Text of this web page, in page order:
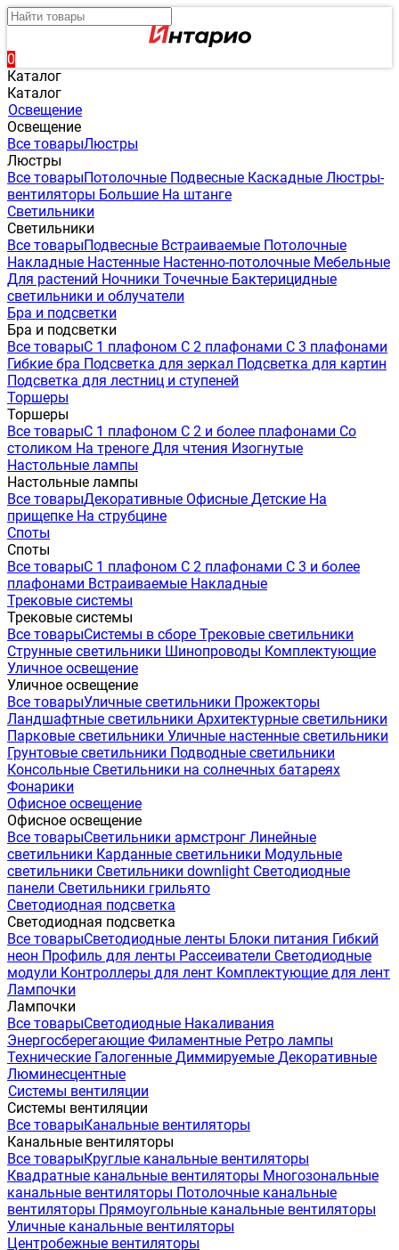
0
Каталог
Каталог
Освещение
Освещение
Все товарыЛюстры
Люстры
Все товарыПотолочные Подвесные Каскадные Люстры-
вентиляторы Большие На штанге
Светильники
Светильники
Все товарыПодвесные Встраиваемые Потолочные
Накладные Настенные Настенно-потолочные Мебельные
Для растений Ночники Точечные Бактерицидные
светильники и облучатели
Бра и подсветки
Бра и подсветки
Все товарыС 1 плафоном С 2 плафонами С 3 плафонами
Гибкие бра Подсветка для зеркал Подсветка для картин
Подсветка для лестниц и ступеней
Торшеры
Торшеры
Все товарыС 1 плафоном С 2 и более плафонами Со
столиком На треноге Для чтения Изогнутые
Настольные лампы
Настольные лампы
Все товарыДекоративные Офисные Детские На
прищепке На струбцине
Споты
Споты
Все товарыС 1 плафоном С 2 плафонами С 3 и более
плафонами Встраиваемые Накладные
Трековые системы
Трековые системы
Все товарыСистемы в сборе Трековые светильники
Струнные светильники Шинопроводы Комплектующие
Уличное освещение
Уличное освещение
Все товарыУличные светильники Прожекторы
Ландшафтные светильники Архитектурные светильники
Парковые светильники Уличные настенные светильники
Грунтовые светильники Подводные светильники
Консольные Светильники на солнечных батареях
Фонарики
Офисное освещение
Офисное освещение
Все товарыСветильники армстронг Линейные
светильники Карданные светильники Модульные
светильники Светильники downlight Светодиодные
панели Светильники грильято
Светодиодная подсветка
Светодиодная подсветка
Все товарыСветодиодные ленты Блоки питания Гибкий
неон Профиль для ленты Рассеиватели Светодиодные
модули Контроллеры для лент Комплектующие для лент
Лампочки
Лампочки
Все товарыСветодиодные Накаливания
Энергосберегающие Филаментные Ретро лампы
Технические Галогенные Диммируемые Декоративные
Люминесцентные
Системы вентиляции
Системы вентиляции
Все товарыКанальные вентиляторы
Канальные вентиляторы
Все товарыКруглые канальные вентиляторы
Квадратные канальные вентиляторы Многозональные
канальные вентиляторы Потолочные канальные
вентиляторы Прямоугольные канальные вентиляторы
Уличные канальные вентиляторы
Центробежные вентиляторы